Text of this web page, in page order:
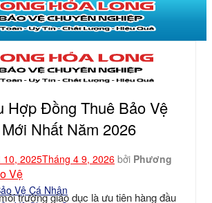
Vệ
Vệ Cá Nhân
Hợp Đồng Thuê Bảo Vệ
Nhất Năm 2026
10, 2025Tháng 4 9, 2026 bởi Phương
trường giáo dục là ưu tiên hàng đầu